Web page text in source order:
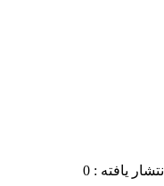
انتشار یافته : 0